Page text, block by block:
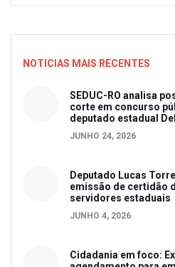
NOTICIAS MAIS RECENTES
SEDUC-RO analisa
corte em concurso
deputado estadual
JUNHO 24, 2026
Deputado Lucas
emissão de certidão
servidores estaduais
JUNHO 4, 2026
Cidadania em foco: